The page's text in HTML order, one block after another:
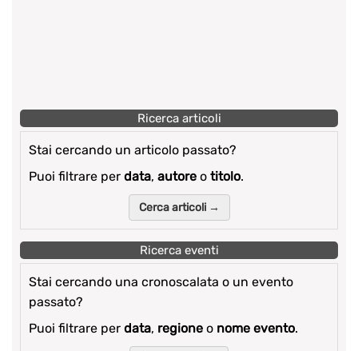
Ricerca articoli
Stai cercando un articolo passato?
Puoi filtrare per data, autore o titolo.
Cerca articoli →
Ricerca eventi
Stai cercando una cronoscalata o un evento
passato?
Puoi filtrare per data, regione o nome evento.